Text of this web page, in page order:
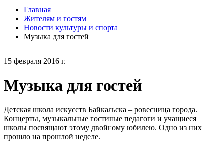
15 февраля 2016 г.
Музыка для гостей
Детская школа искусств Байкальска – ровесница города.
Концерты, музыкальные гостиные педагоги и учащиеся
школы посвящают этому двойному юбилею. Одно из них
прошло на прошлой неделе.
Главная
Жителям и гостям
Новости культуры и спорта
Музыка для гостей